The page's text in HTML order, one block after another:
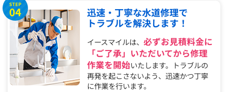
STEP
04
迅速・丁寧な水道修理で
トラブルを解決します！
イースマイルは、必ずお見積料金に
「ご了承」いただいてから修理
作業を開始いたします。トラブルの
再発を起こさないよう、迅速かつ丁寧
に作業を行います。